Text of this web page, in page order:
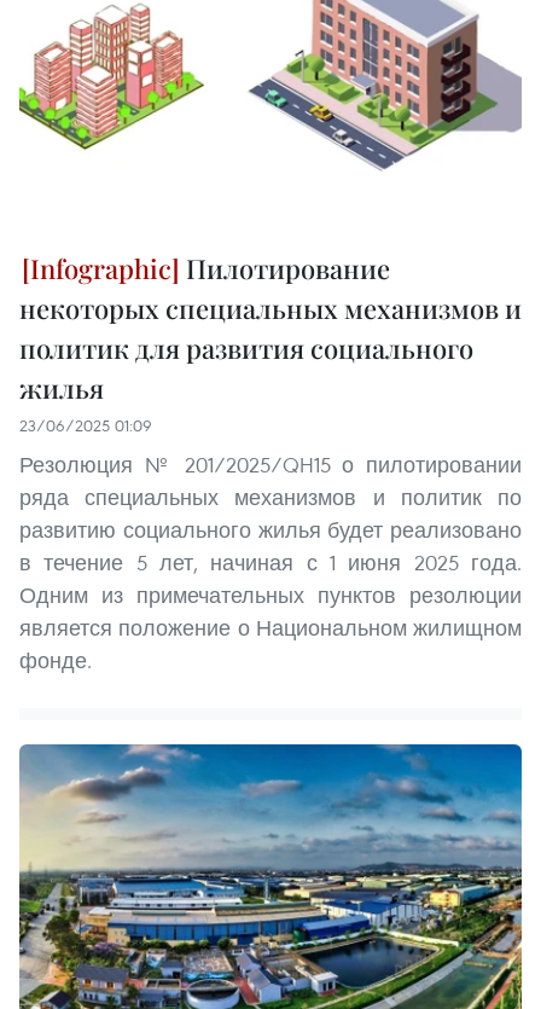
Пилотирование
некоторых специальных механизмов и
политик для развития социального
жилья
23/06/2025 01:09
Резолюция № 201/2025/QH15 о пилотировании
ряда специальных механизмов и политик по
развитию социального жилья будет реализовано
в течение 5 лет, начиная с 1 июня 2025 года.
Одним из примечательных пунктов резолюции
является положение о Национальном жилищном
фонде.